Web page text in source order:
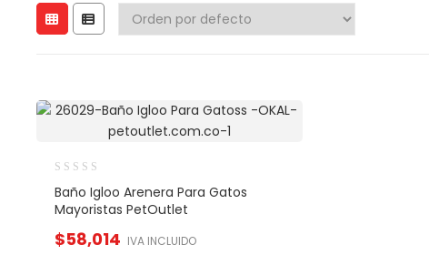
Baño Igloo Arenera Para Gatos
Mayoristas PetOutlet
$58,014 IVA INCLUIDO